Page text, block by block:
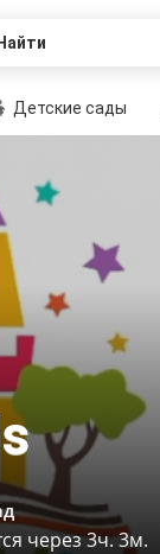
Найти
Детские сады
через 3ч. 3м.